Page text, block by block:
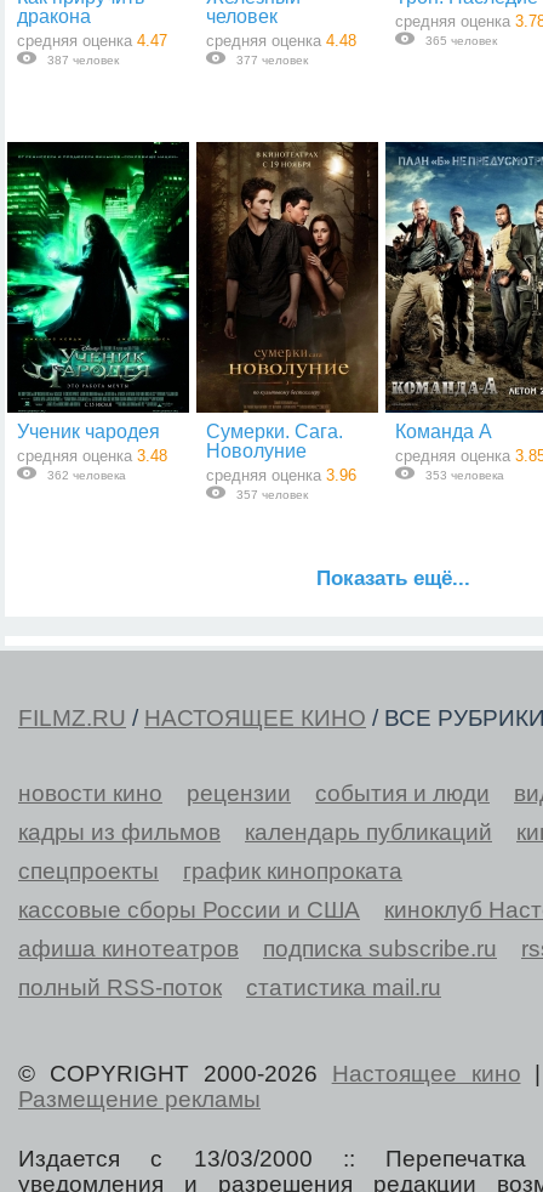
дракона
средняя оценка 4.47
387 человек
человек
средняя оценка 4.48
377 человек
средняя оценка
365 человек
Ученик чародея
средняя оценка 3.48
362 человека
Сумерки. Сага.
Новолуние
средняя оценка 3.96
357 человек
Команда А
средняя оценка
353 человека
Показать ещё...
FILMZ.RU / НАСТОЯЩЕЕ КИНО / ВСЕ
новости кино рецензии события и люди
кадры из фильмов
календарь публикаций
спецпроекты
график кинопроката
кассовые сборы России и США
киноклуб
афиша кинотеатров
подписка subscribe.ru
полный RSS-поток
статистика mail.ru
© COPYRIGHT 2000-2026 Настоящее кино
Размещение рекламы
Издается с 13/03/2000 :: Перепечатка
уведомления и разрешения редакции